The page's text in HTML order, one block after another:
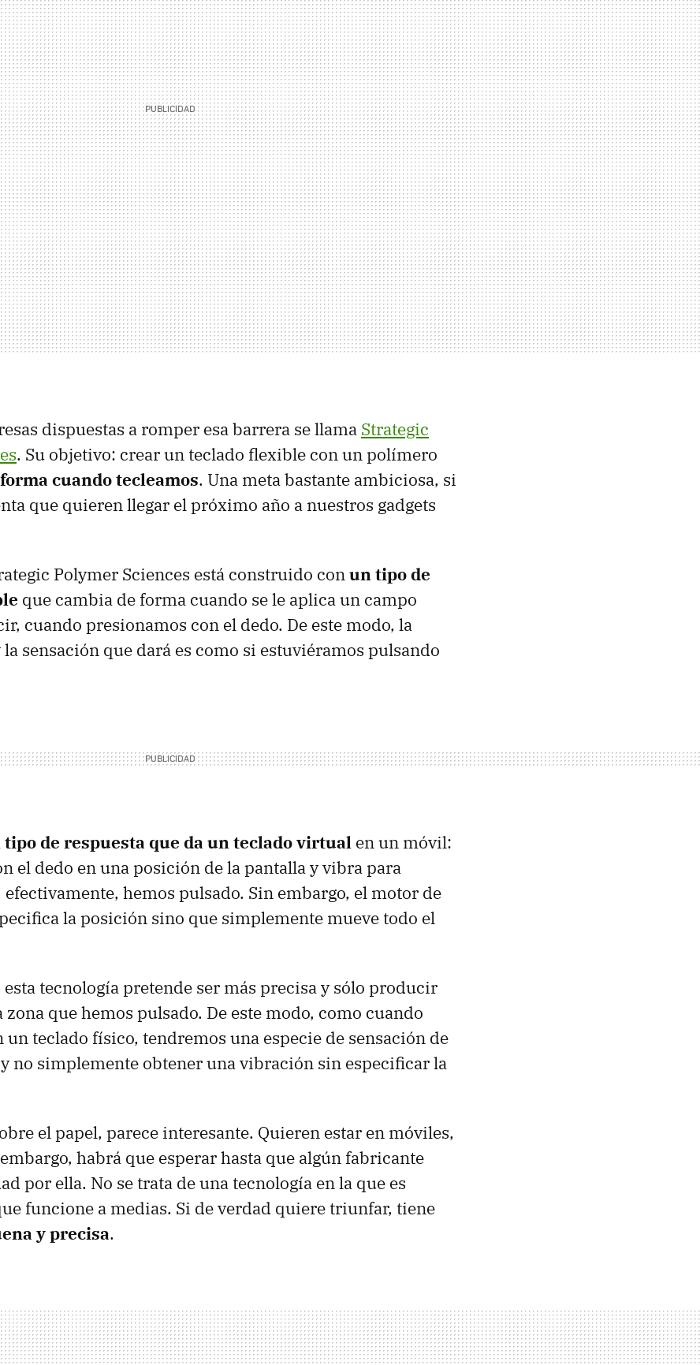
dispuestas a romper esa barrera se llama Strategic
. Su objetivo: crear un teclado flexible con un polímero
cuando tecleamos. Una meta bastante ambiciosa, si
que quieren llegar el próximo año a nuestros gadgets
Polymer Sciences está construido conun tipo de
que cambia de forma cuando se le aplica un campo
cuando presionamos con el dedo. De este modo, la
sensación que dará es como si estuviéramos pulsando
tipo de respuesta que da un teclado virtual en un móvil:
el dedo en una posición de la pantalla y vibra para
hemos pulsado. Sin embargo, el motor de
la posición sino que simplemente mueve todo el
esta tecnología pretende ser más precisa y sólo producir
que hemos pulsado. De este modo, como cuando
un teclado físico, tendremos una especie de sensación de
no simplemente obtener una vibración sin especificar la
el papel, parece interesante. Quieren estar en móviles,
habrá que esperar hasta que algún fabricante
por ella. No se trata de una tecnología en la que es
funcione a medias. Si de verdad quiere triunfar, tiene
y precisa.